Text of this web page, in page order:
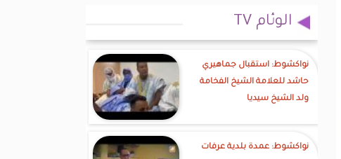
الوئام TV
نواكشوط: استقبال جماهيري
حاشد للعلامة الشيخ الفخامة
ولد الشيخ سيديا
نواكشوط: عمدة بلدية عرفات